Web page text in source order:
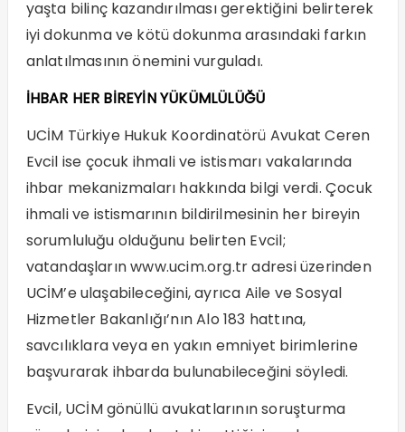
yaşta bilinç kazandırılması gerektiğini belirterek
iyi dokunma ve kötü dokunma arasındaki farkın
anlatılmasının önemini vurguladı.
İHBAR HER BİREYİN YÜKÜMLÜLÜĞÜ
UCİM Türkiye Hukuk Koordinatörü Avukat Ceren
Evcil ise çocuk ihmali ve istismarı vakalarında
ihbar mekanizmaları hakkında bilgi verdi. Çocuk
ihmali ve istismarının bildirilmesinin her bireyin
sorumluluğu olduğunu belirten Evcil;
vatandaşların www.ucim.org.tr adresi üzerinden
UCİM’e ulaşabileceğini, ayrıca Aile ve Sosyal
Hizmetler Bakanlığı’nın Alo 183 hattına,
savcılıklara veya en yakın emniyet birimlerine
başvurarak ihbarda bulunabileceğini söyledi.
Evcil, UCİM gönüllü avukatlarının soruşturma